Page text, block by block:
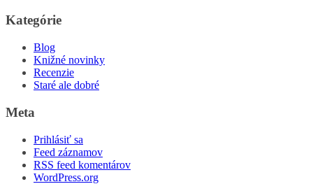
Kategórie
Blog
Knižné novinky
Recenzie
Staré ale dobré
Meta
Prihlásiť sa
Feed záznamov
RSS feed komentárov
WordPress.org